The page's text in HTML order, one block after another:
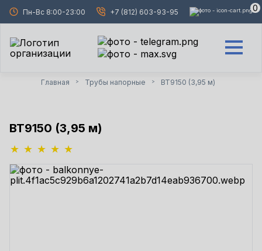
Пн-Вс 8:00-23:00 +7 (812) 603-93-95 0
Главная > Трубы напорные > ВТ9150 (3,95 м)
ВТ9150 (3,95 м)